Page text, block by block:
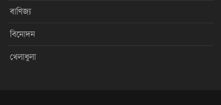
বাণিজ্য
বিনোদন
খেলাধুলা